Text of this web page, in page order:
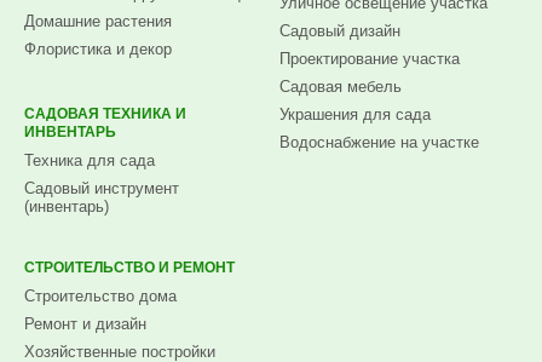
Домашние растения
Флористика и декор
САДОВАЯ ТЕХНИКА И
ИНВЕНТАРЬ
Техника для сада
Садовый инструмент
(инвентарь)
Садовый дизайн
Проектирование участка
Садовая мебель
Украшения для сада
Водоснабжение на участке
СТРОИТЕЛЬСТВО И РЕМОНТ
Строительство дома
Ремонт и дизайн
Хозяйственные постройки